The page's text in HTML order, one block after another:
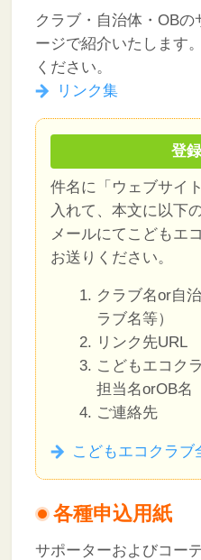
クラブ・自治体・OB
ージで紹介いたします
ください。
リンク集
登
件名に「ウェブサイ
入れて、本文に以下
メールにてこどもエ
お送りください。
クラブ名or自
ラブ名等）
リンク先URL
こどもエコク
担当名orOB名
ご連絡先
こどもエコクラブ
各種申込用紙
サポーターおよびコー